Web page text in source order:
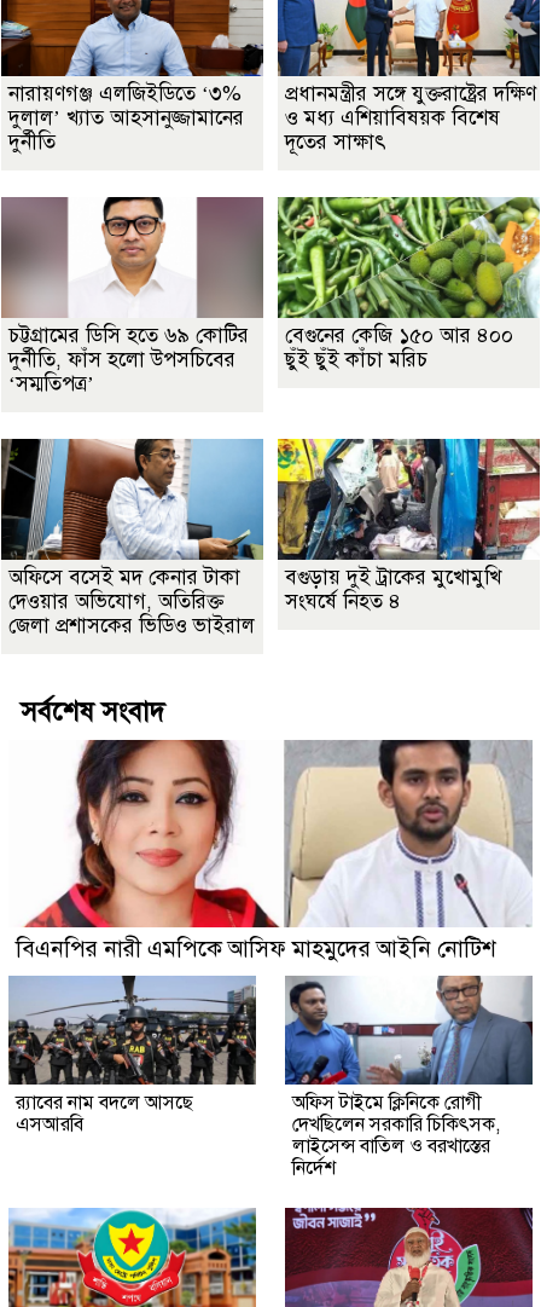
নারায়ণগঞ্জ এলজিইডিতে ‘৩%
দুলাল’ খ্যাত আহসানুজ্জামানের
দুর্নীতি
প্রধানমন্ত্রীর সঙ্গে যুক্তরাষ্ট্রের দক্ষিণ
ও মধ্য এশিয়াবিষয়ক বিশেষ
দূতের সাক্ষাৎ
চট্টগ্রামের ডিসি হতে ৬৯ কোটির
দুর্নীতি, ফাঁস হলো উপসচিবের
‘সম্মতিপত্র’
বেগুনের কেজি ১৫০ আর ৪০০
ছুঁই ছুঁই কাঁচা মরিচ
অফিসে বসেই মদ কেনার টাকা
দেওয়ার অভিযোগ, অতিরিক্ত
জেলা প্রশাসকের ভিডিও ভাইরাল
বগুড়ায় দুই ট্রাকের মুখোমুখি
সংঘর্ষে নিহত ৪
সর্বশেষ সংবাদ
বিএনপির নারী এমপিকে আসিফ মাহমুদের আইনি নোটিশ
র‍্যাবের নাম বদলে আসছে
এসআরবি
অফিস টাইমে ক্লিনিকে রোগী
দেখছিলেন সরকারি চিকিৎসক,
লাইসেন্স বাতিল ও বরখাস্তের
নির্দেশ